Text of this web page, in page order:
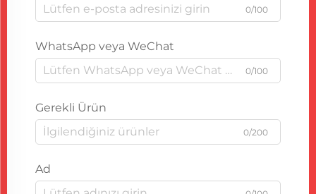
0/100
WhatsApp veya WeChat
0/100
Gerekli Ürün
0/200
Ad